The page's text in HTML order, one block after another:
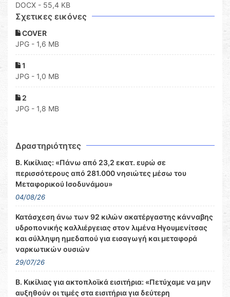
DOCX - 55,4 KB
Σχετικες εικόνες
COVER
JPG - 1,6 MB
1
JPG - 1,0 MB
2
JPG - 1,8 MB
Δραστηριότητες
Β. Κικίλιας: «Πάνω από 23,2 εκατ. ευρώ σε
περισσότερους από 281.000 νησιώτες μέσω του
Μεταφορικού Ισοδυνάμου»
04/08/26
Κατάσχεση άνω των 92 κιλών ακατέργαστης κάνναβης
υδροπονικής καλλιέργειας στον λιμένα Ηγουμενίτσας
και σύλληψη ημεδαπού για εισαγωγή και μεταφορά
ναρκωτικών ουσιών
29/07/26
Β. Κικίλιας για ακτοπλοϊκά εισιτήρια: «Πετύχαμε να μην
αυξηθούν οι τιμές στα εισιτήρια για δεύτερη